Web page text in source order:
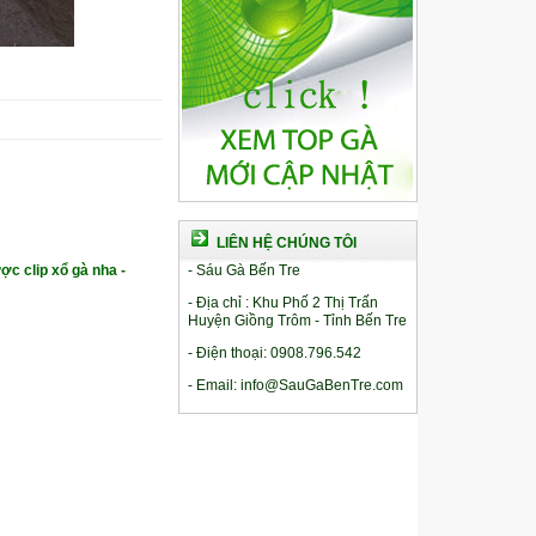
clip xổ gà nha -
LIÊN HỆ CHÚNG TÔI
- Sáu Gà Bến Tre
- Địa chỉ : Khu Phố 2 Thị Trấn
Huyện Giồng Trôm - Tỉnh Bến Tre
- Điện thoại: 0908.796.542
- Email: info@SauGaBenTre.com